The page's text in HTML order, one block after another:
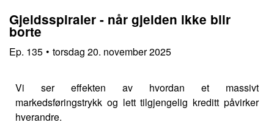
Gjeldsspiraler - når gjelden ikke blir
borte
Ep. 135 • torsdag 20. november 2025
Vi ser effekten av hvordan et massivt
markedsføringstrykk og lett tilgjengelig kreditt påvirker
hverandre.